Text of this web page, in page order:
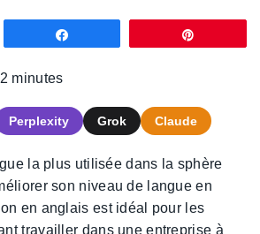
2 minutes
Perplexity Grok Claude
la plus utilisée dans la sphère
son niveau de langue en
en anglais est idéal pour les
travailler dans une entreprise à